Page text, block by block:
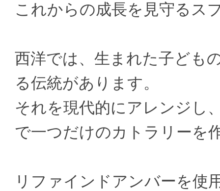
これからの成長を見守るス
西洋では、生まれた子ども
る伝統があります。
それを現代的にアレンジし
で一つだけのカトラリーを
リファインドアンバーを使